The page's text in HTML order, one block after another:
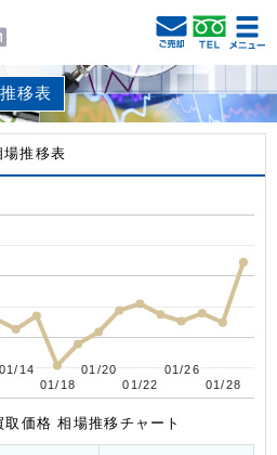
移表
推移表
01/14
01/14
01/18
01/18
01/20
01/20
01/22
01/22
01/26
01/26
01/28
01/28
価格 相場推移チャート